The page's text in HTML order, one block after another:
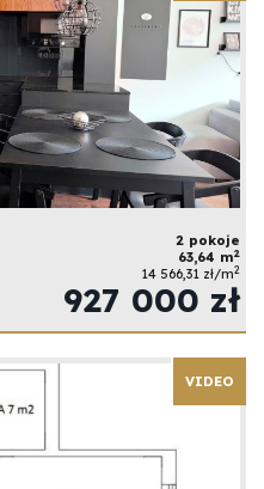
2 pokoje
63,64 m2
14 566,31 zł/m2
927 000 zł
VIDEO